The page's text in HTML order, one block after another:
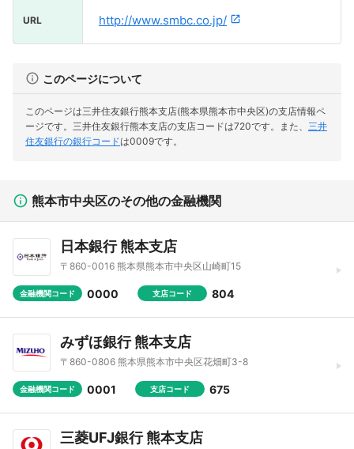
URL http://www.smbc.co.jp/
このページについて
このページは三井住友銀行熊本支店(熊本県熊本市中央区)の支店情報ペ
ージです。 三井住友銀行熊本支店の支店コードは720です。 また、 三井
住友銀行の銀行コードは0009です。
熊本市中央区のその他の金融機関
日本銀行 熊本支店
〒860-0016 熊本県熊本市中央区山崎町15
金融機関コード 0000 支店コード 804
みずほ銀行 熊本支店
〒860-0806 熊本県熊本市中央区花畑町3-8
金融機関コード 0001 支店コード 675
三菱UFJ銀行 熊本支店